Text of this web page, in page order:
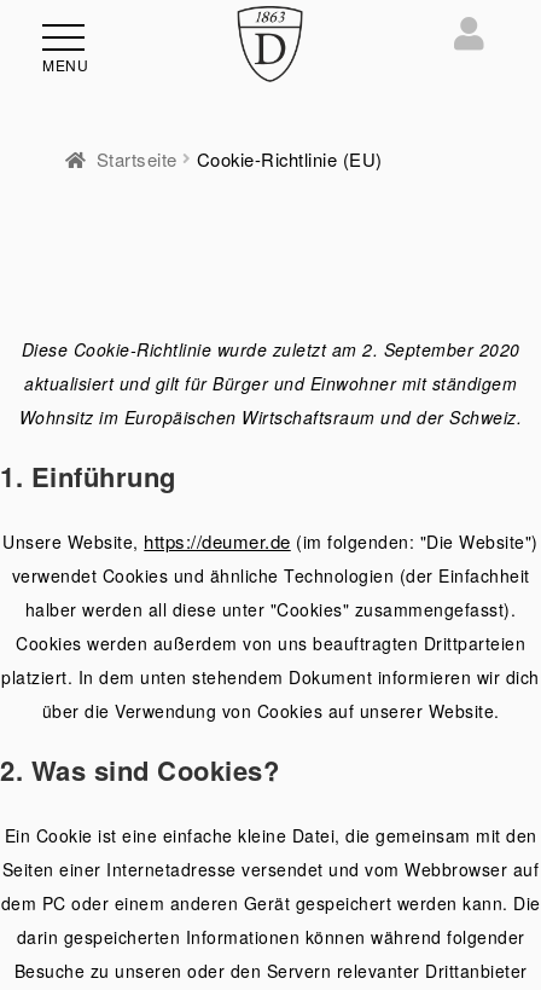
MENU
Startseite Cookie-Richtlinie (EU)
Diese Cookie-Richtlinie wurde zuletzt am 2. September 2020
aktualisiert und gilt für Bürger und Einwohner mit ständigem
Wohnsitz im Europäischen Wirtschaftsraum und der Schweiz.
1. Einführung
Unsere Website, https://deumer.de (im folgenden: "Die Website")
verwendet Cookies und ähnliche Technologien (der Einfachheit
halber werden all diese unter "Cookies" zusammengefasst).
Cookies werden außerdem von uns beauftragten Drittparteien
platziert. In dem unten stehendem Dokument informieren wir dich
über die Verwendung von Cookies auf unserer Website.
2. Was sind Cookies?
Ein Cookie ist eine einfache kleine Datei, die gemeinsam mit den
Seiten einer Internetadresse versendet und vom Webbrowser auf
dem PC oder einem anderen Gerät gespeichert werden kann. Die
darin gespeicherten Informationen können während folgender
Besuche zu unseren oder den Servern relevanter Drittanbieter